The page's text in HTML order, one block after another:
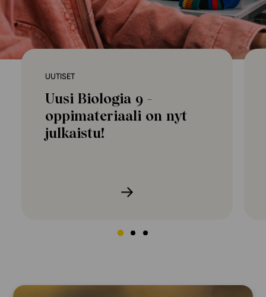
Ominaisuudet
Tapahtumakalenteri
Webinaari­tallenteet
Suosittelut
Ohjekeskus
Ohjevideot
Oppikirjailijat
In English
UUTISET
Uusi Biologia 9 -
oppimateriaali on nyt
julkaistu!